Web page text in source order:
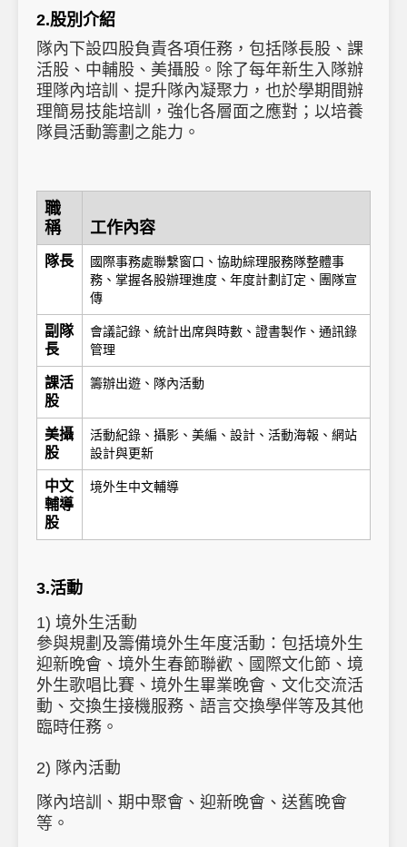
2.股別介紹
隊內下設四股負責各項任務，包括隊長股、課
活股、中輔股、美攝股。除了每年新生入隊辦
理隊內培訓、提升隊內凝聚力，也於學期間辦
理簡易技能培訓，強化各層面之應對；以培養
隊員活動籌劃之能力。
職
稱
工作內容
隊長
國際事務處聯繫窗口、協助綜理服務隊整體事
務、掌握各股辦理進度、年度計劃訂定、團隊宣
傳
副隊
長
會議記錄、統計出席與時數、證書製作、通訊錄
管理
課活
股
籌辦出遊、隊內活動
美攝
股
活動紀錄、攝影、美編、設計、活動海報、網站
設計與更新
中文
輔導
股
境外生中文輔導
3.活動
1) 境外生活動
參與規劃及籌備境外生年度活動：包括境外生
迎新晚會、境外生春節聯歡、國際文化節、境
外生歌唱比賽、境外生畢業晚會、文化交流活
動、交換生接機服務、語言交換學伴等及其他
臨時任務。
2) 隊內活動
隊內培訓、期中聚會、迎新晚會、送舊晚會
等。